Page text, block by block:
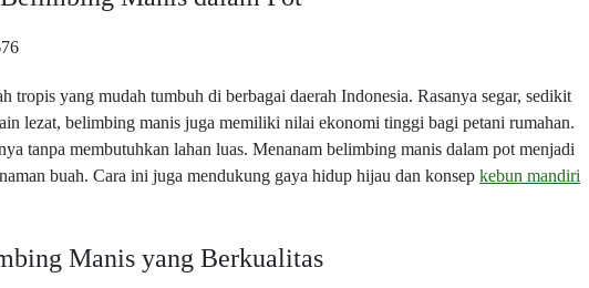
tropis yang mudah tumbuh di berbagai daerah Indonesia. Rasanya segar, sedikit
lezat, belimbing manis juga memiliki nilai ekonomi tinggi bagi petani rumahan.
tanpa membutuhkan lahan luas. Menanam belimbing manis dalam pot menjadi
buah. Cara ini juga mendukung gaya hidup hijau dan konsep kebun mandiri
Manis yang Berkualitas